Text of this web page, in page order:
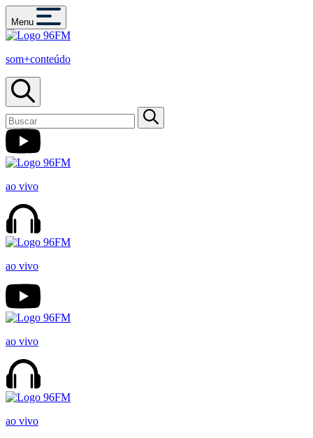
Menu
som+conteúdo
ao vivo
ao vivo
ao vivo
ao vivo